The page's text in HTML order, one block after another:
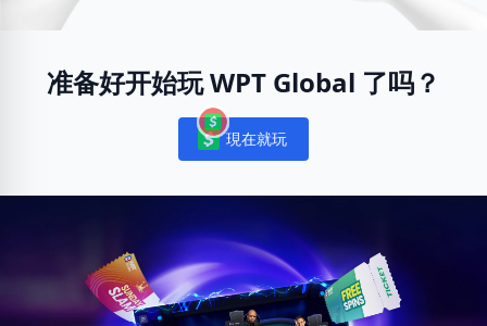
准备好开始玩 WPT Global 了吗？
Notifications
現在就玩